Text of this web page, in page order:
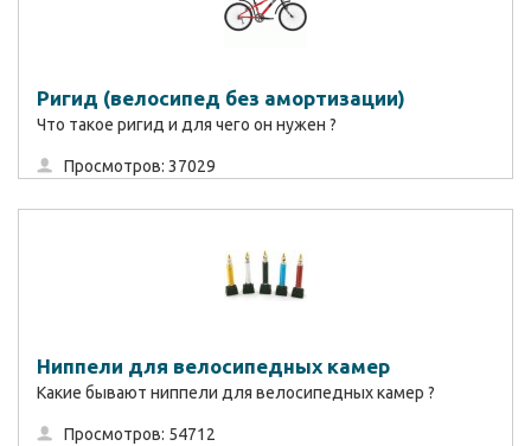
Ригид (велосипед без амортизации)
Что такое ригид и для чего он нужен ?
Просмотров: 37029
Ниппели для велосипедных камер
Какие бывают ниппели для велосипедных камер ?
Просмотров: 54712